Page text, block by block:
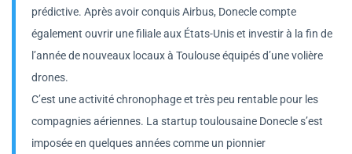
prédictive. Après avoir conquis Airbus, Donecle compte
également ouvrir une filiale aux États-Unis et investir à la fin de
l’année de nouveaux locaux à Toulouse équipés d’une volière
drones.
C’est une activité chronophage et très peu rentable pour les
compagnies aériennes. La startup toulousaine Donecle s’est
imposée en quelques années comme un pionnier